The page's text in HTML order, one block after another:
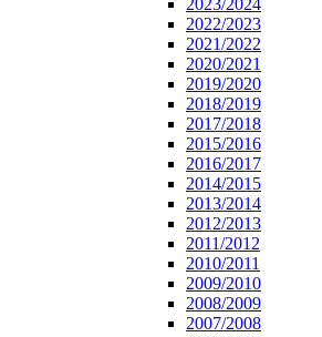
2023/2024
2022/2023
2021/2022
2020/2021
2019/2020
2018/2019
2017/2018
2015/2016
2016/2017
2014/2015
2013/2014
2012/2013
2011/2012
2010/2011
2009/2010
2008/2009
2007/2008